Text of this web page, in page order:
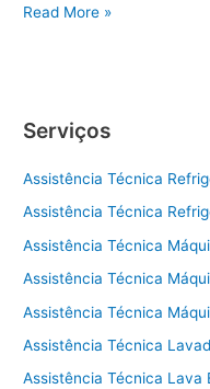
A
t
n
c
a
t
n
i
Read More »
Serviços
Assistência Técnica
Assistência Técnica
Assistência Técnica
Assistência Técnica
Assistência Técnica
Assistência Técnica
Assistência Técnica Lava